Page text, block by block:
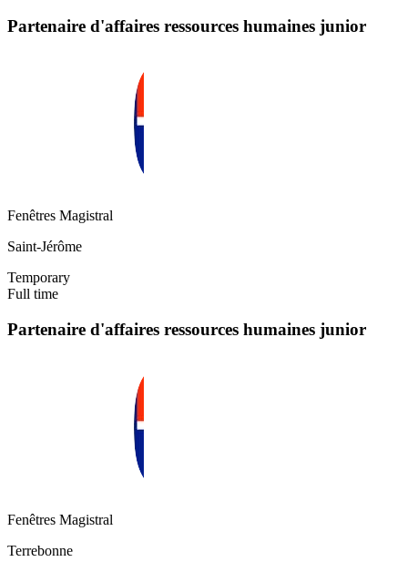
Partenaire d'affaires ressources humaines junior
Fenêtres Magistral
Saint-Jérôme
Temporary
Full time
Partenaire d'affaires ressources humaines junior
Fenêtres Magistral
Terrebonne